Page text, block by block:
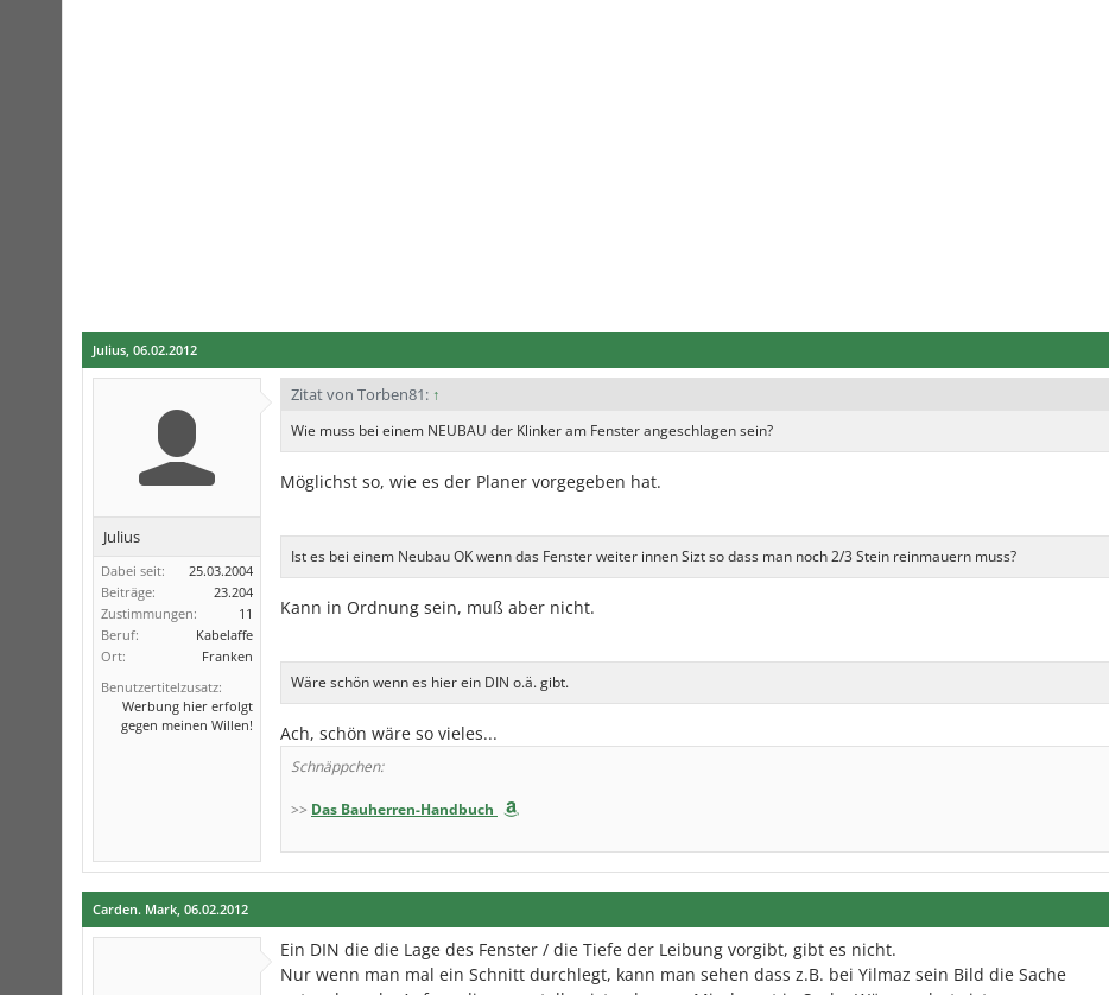
Julius, 06.02.2012
Julius
Dabei seit:
25.03.2004
Beiträge:
23.204
Zustimmungen:
11
Beruf:
Kabelaffe
Ort:
Franken
Benutzertitelzusatz:
Werbung hier erfolgt
gegen meinen Willen!
Zitat von Torben81: ↑
Wie muss bei einem NEUBAU der Klinker am Fenster angeschlagen sein?
Möglichst so, wie es der Planer vorgegeben hat.
Ist es bei einem Neubau OK wenn das Fenster weiter innen Sizt so dass man noch 2/3 Stein reinmauern muss?
Kann in Ordnung sein, muß aber nicht.
Wäre schön wenn es hier ein DIN o.ä. gibt.
Ach, schön wäre so vieles...
Schnäppchen:
>> Das Bauherren-Handbuch
Carden. Mark, 06.02.2012
Ein DIN die die Lage des Fenster / die Tiefe der Leibung vorgibt, gibt es nicht.
Nur wenn man mal ein Schnitt durchlegt, kann man sehen dass z.B. bei Yilmaz sein Bild die Sache